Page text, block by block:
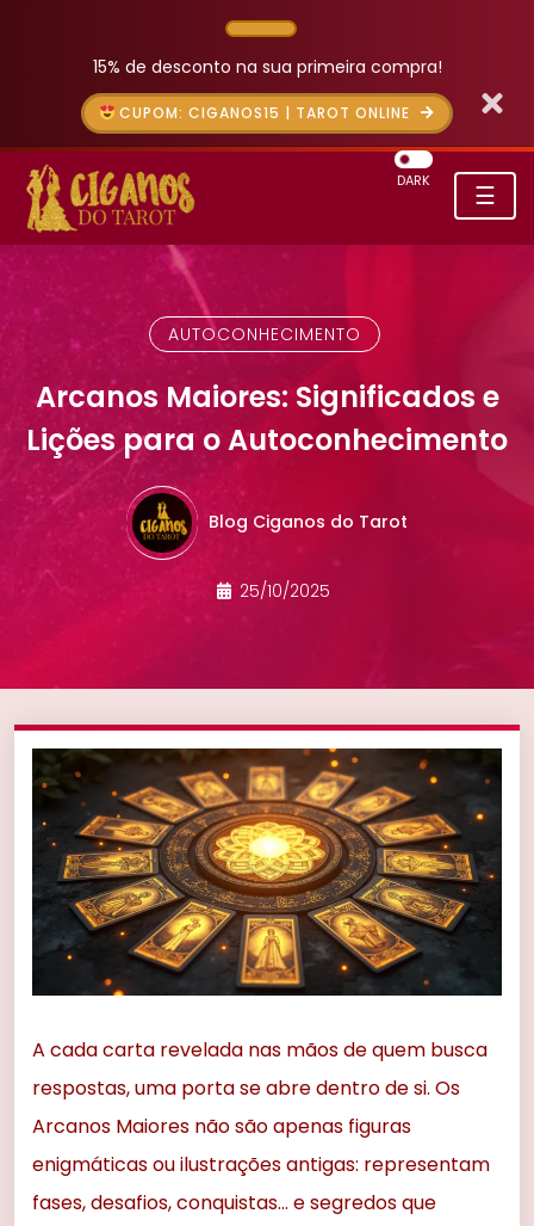
15% de desconto na sua primeira compra!
CUPOM: CIGANOS15 | TAROT ONLINE
☰
DARK
AUTOCONHECIMENTO
Arcanos Maiores: Significados e
Lições para o Autoconhecimento
Blog Ciganos do Tarot
25/10/2025
A cada carta revelada nas mãos de quem busca
respostas, uma porta se abre dentro de si. Os
Arcanos Maiores não são apenas figuras
enigmáticas ou ilustrações antigas: representam
fases, desafios, conquistas… e segredos que